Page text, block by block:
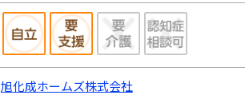
旭化成ホームズ株式会社